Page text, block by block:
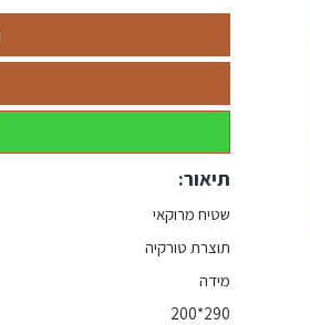
תיאור:
שטיח מרוקאי
תוצרת טורקיה
מידה
290*200